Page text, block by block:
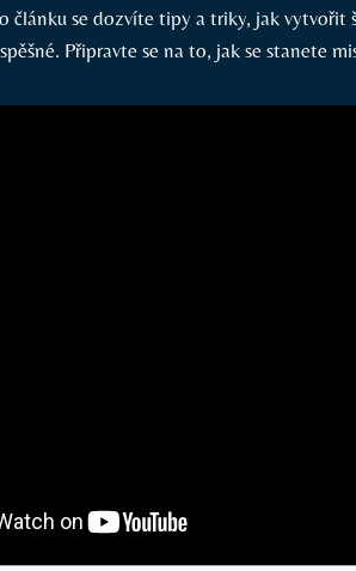
článku se dozvíte tipy a triky, jak
Připravte se na to, jak se stanete